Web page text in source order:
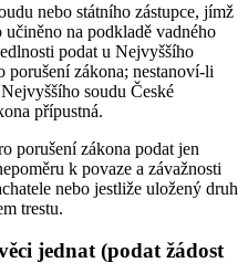
nebo státního zástupce, jímž
na podkladě vadného
podat u Nejvyššího
porušení zákona; nestanoví-li
soudu České
přípustná.
porušení zákona podat jen
k povaze a závažnosti
nebo jestliže uložený druh
trestu.
jednat (podat žádost